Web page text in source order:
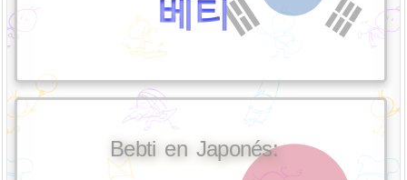
베티
Bebti en Japonés: